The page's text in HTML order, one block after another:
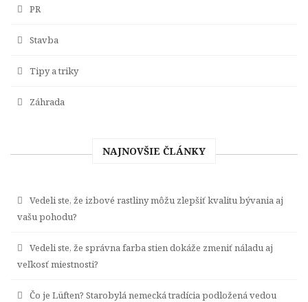
PR
Stavba
Tipy a triky
Záhrada
NAJNOVŠIE ČLÁNKY
Vedeli ste, že izbové rastliny môžu zlepšiť kvalitu bývania aj
vašu pohodu?
Vedeli ste, že správna farba stien dokáže zmeniť náladu aj
veľkosť miestnosti?
Čo je Lüften? Starobylá nemecká tradícia podložená vedou